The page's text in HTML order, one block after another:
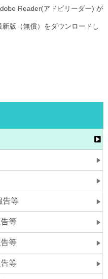
Reader(アドビリーダー) が
版（無償）をダウンロードし
告等
等
等
等